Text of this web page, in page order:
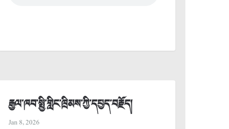
རྒྱལ་ཁབ་སྤྱི་གླིང་ཁྲིམས་ཀྱི་དཔྱད་བརྗོད།
Jan 8, 2026